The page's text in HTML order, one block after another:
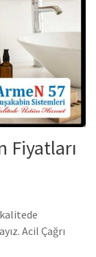
Fiyatları
Acil Çağrı